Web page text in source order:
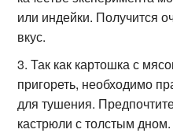
или индейки. Получится
вкус.
Так как картошка с
пригореть, необходимо
для тушения.
кастрюли с толстым